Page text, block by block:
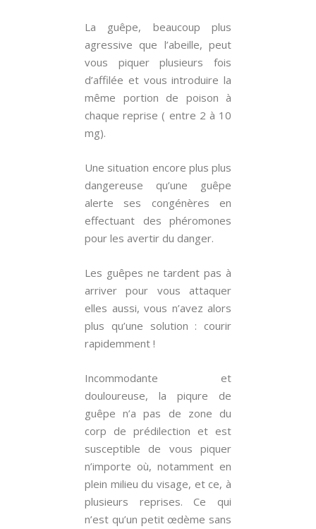
La guêpe, beaucoup plus
agressive que l’abeille, peut
vous piquer plusieurs fois
d’affilée et vous introduire la
même portion de poison à
chaque reprise ( entre 2 à 10
mg).
Une situation encore plus plus
dangereuse qu’une guêpe
alerte ses congénères en
effectuant des phéromones
pour les avertir du danger.
Les guêpes ne tardent pas à
arriver pour vous attaquer
elles aussi, vous n’avez alors
plus qu’une solution : courir
rapidemment !
Incommodante et
douloureuse, la piqure de
guêpe n’a pas de zone du
corp de prédilection et est
susceptible de vous piquer
n’importe où, notamment en
plein milieu du visage, et ce, à
plusieurs reprises. Ce qui
n’est qu’un petit œdème sans